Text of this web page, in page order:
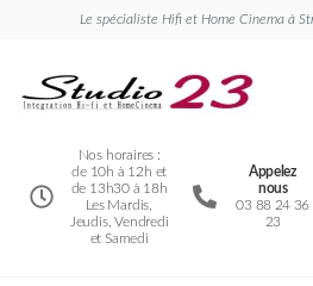
Le spécialiste Hifi et Home Cinema à
Nos horaires :
de 10h à 12h et
de 13h30 à 18h
Les Mardis,
Jeudis, Vendredi
et Samedi
Appelez
nous
03 88 24 36
23